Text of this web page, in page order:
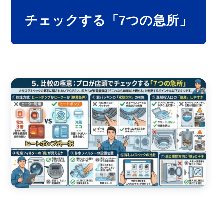
チェックする「7つの急所」